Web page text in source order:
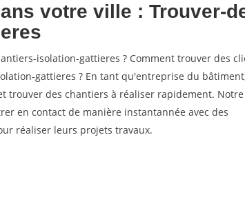
votre ville : Trouver-
isolation-gattieres ? Comment trouver des
gattieres ? En tant qu'entreprise du
trouver des chantiers à réaliser rapidement. Notre
en contact de manière instantannée avec des
réaliser leurs projets travaux.